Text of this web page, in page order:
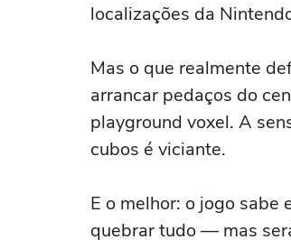
localizações da
Mas o que realmente
arrancar pedaços do
playground voxel. A
cubos é viciante.
E o melhor: o jogo
quebrar tudo — mas